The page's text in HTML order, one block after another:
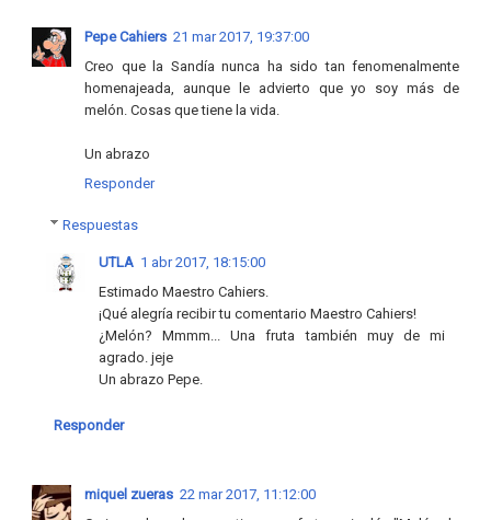
Pepe Cahiers 21 mar 2017, 19:37:00
Creo que la Sandía nunca ha sido tan fenomenalmente
homenajeada, aunque le advierto que yo soy más de
melón. Cosas que tiene la vida.
Un abrazo
Responder
Respuestas
UTLA 1 abr 2017, 18:15:00
Estimado Maestro Cahiers.
¡Qué alegría recibir tu comentario Maestro Cahiers!
¿Melón? Mmmm... Una fruta también muy de mi
agrado. jeje
Un abrazo Pepe.
Responder
miquel zueras 22 mar 2017, 11:12:00